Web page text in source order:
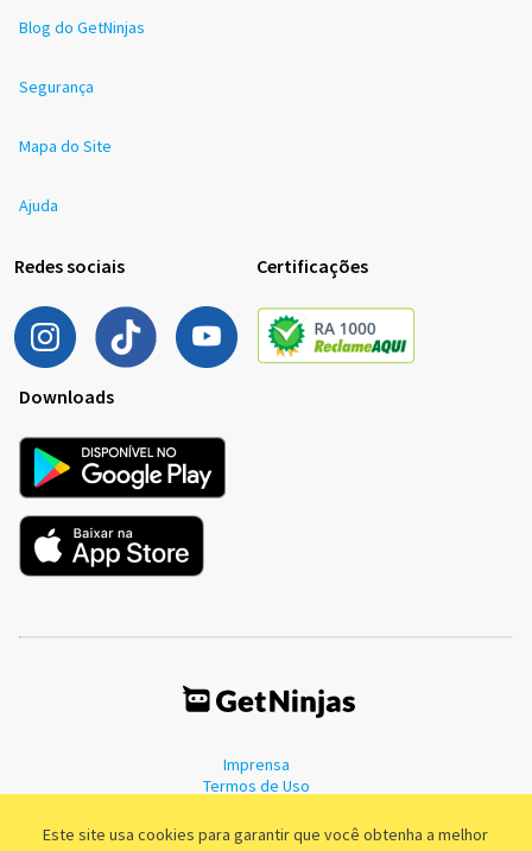
Este site usa cookies para garantir que você obtenha a melhor
Blog do GetNinjas
Segurança
Mapa do Site
Ajuda
Redes sociais Certificações
Downloads
Imprensa
Termos de Uso